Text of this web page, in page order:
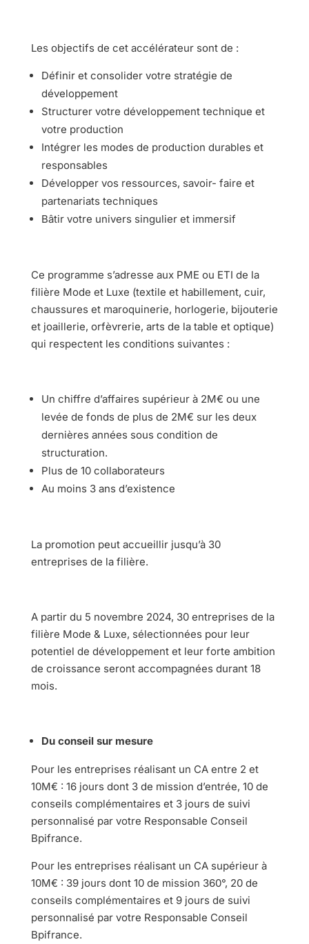
Les objectifs de cet accélérateur sont de :
Définir et consolider votre stratégie de
développement
Structurer votre développement technique et
votre production
Intégrer les modes de production durables et
responsables
Développer vos ressources, savoir- faire et
partenariats techniques
Bâtir votre univers singulier et immersif
Ce programme s’adresse aux PME ou ETI de la
filière Mode et Luxe (textile et habillement, cuir,
chaussures et maroquinerie, horlogerie, bijouterie
et joaillerie, orfèvrerie, arts de la table et optique)
qui respectent les conditions suivantes :
Un chiffre d’affaires supérieur à 2M€ ou une
levée de fonds de plus de 2M€ sur les deux
dernières années sous condition de
structuration.
Plus de 10 collaborateurs​
Au moins 3 ans d’existence
La promotion peut accueillir jusqu’à 30
entreprises de la filière.
A partir du 5 novembre 2024, 30 entreprises de la
filière Mode & Luxe, sélectionnées pour leur
potentiel de développement et leur forte ambition
de croissance seront accompagnées durant 18
mois.
Du conseil sur mesure
Pour les entreprises réalisant un CA entre 2 et
10M€ : 16 jours dont 3 de mission d’entrée, 10 de
conseils complémentaires et 3 jours de suivi
personnalisé par votre Responsable Conseil
Bpifrance.
Pour les entreprises réalisant un CA supérieur à
10M€ : 39 jours dont 10 de mission 360°, 20 de
conseils complémentaires et 9 jours de suivi
personnalisé par votre Responsable Conseil
Bpifrance.